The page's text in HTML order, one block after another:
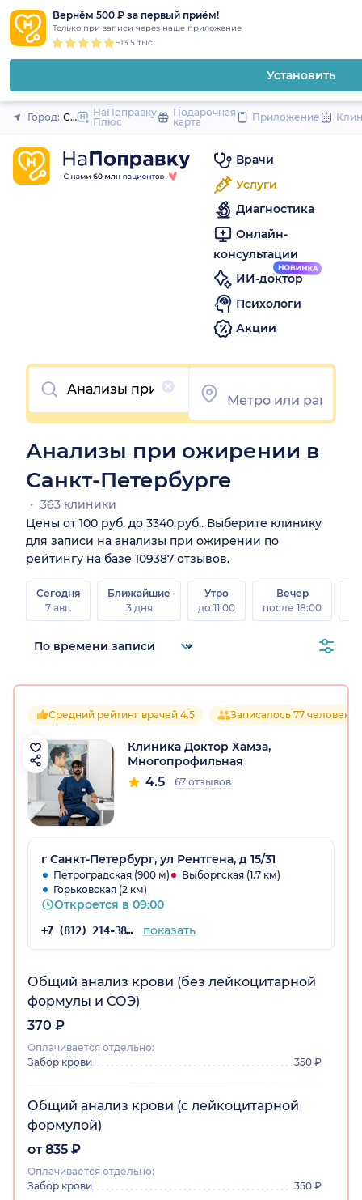
Вернём 500 ₽ за первый приём!
Только при записи через наше приложение
~13.5 тыс.
Установить
Закрыть
Город: Санкт-Петербург
НаПоправку
Плюс
Подарочная
карта
Приложение
Врачи
Услуги
Диагностика
Онлайн-
консультации
ИИ-доктор
Психологи
Акции
Очистить
Анализы при ожирении в
Санкт-Петербурге
363 клиники
Цены от 100 руб. до 3340 руб.. Выберите клинику
для записи на анализы при ожирении по
рейтингу на базе 109387 отзывов.
Сегодня
7 авг.
Ближайшие
3 дня
Утро
до 11:00
Вечер
после 18:00
Средний рейтинг врачей 4.5 Записалось 77 человек
Клиника Доктор Хамза,
Многопрофильная
4.5 67 отзывов
г Санкт-Петербург, ул Рентгена, д 15/31
Петроградская (900 м)
Выборгская (1.7 км)
Горьковская (2 км)
Откроется в 09:00
+7 (812) 214-38-50 показать
Общий анализ крови (без лейкоцитарной
формулы и СОЭ)
370 ₽
Оплачивается отдельно:
Забор крови
350 ₽
Общий анализ крови (c лейкоцитарной
формулой)
от 835 ₽
Оплачивается отдельно:
Забор крови
350 ₽